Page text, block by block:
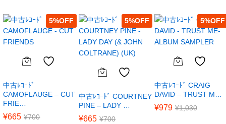
5%
中古ﾚｺｰﾄﾞ
CAMOFLAUGE – CUT
FRIE…
¥665 ¥700
5%
中古ﾚｺｰﾄﾞ COURTNEY
PINE – LADY …
¥665 ¥700
5%
中古ﾚｺｰﾄﾞ CRAIG
DAVID – TRUST M…
¥979 ¥1,030